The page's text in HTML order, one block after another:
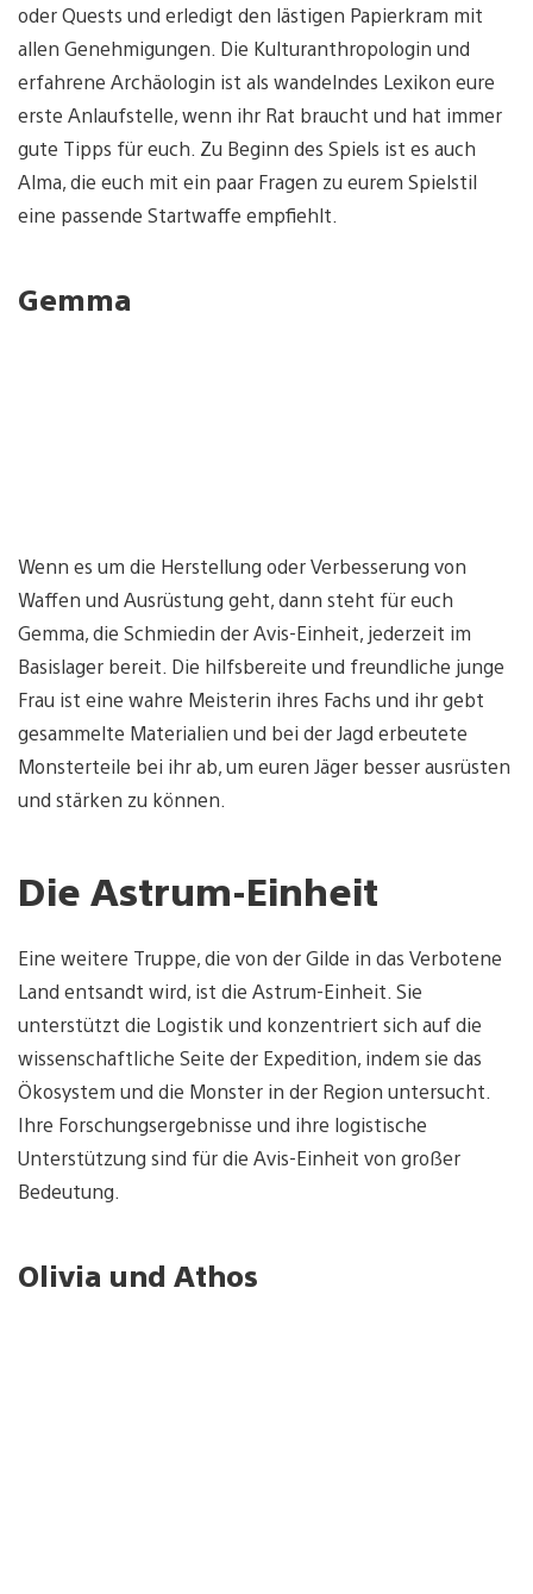
oder Quests und erledigt den lästigen Papierkram mit
allen Genehmigungen. Die Kulturanthropologin und
erfahrene Archäologin ist als wandelndes Lexikon eure
erste Anlaufstelle, wenn ihr Rat braucht und hat immer
gute Tipps für euch. Zu Beginn des Spiels ist es auch
Alma, die euch mit ein paar Fragen zu eurem Spielstil
eine passende Startwaffe empfiehlt.
Gemma
Wenn es um die Herstellung oder Verbesserung von
Waffen und Ausrüstung geht, dann steht für euch
Gemma, die Schmiedin der Avis-Einheit, jederzeit im
Basislager bereit. Die hilfsbereite und freundliche junge
Frau ist eine wahre Meisterin ihres Fachs und ihr gebt
gesammelte Materialien und bei der Jagd erbeutete
Monsterteile bei ihr ab, um euren Jäger besser ausrüsten
und stärken zu können.
Die Astrum-Einheit
Eine weitere Truppe, die von der Gilde in das Verbotene
Land entsandt wird, ist die Astrum-Einheit. Sie
unterstützt die Logistik und konzentriert sich auf die
wissenschaftliche Seite der Expedition, indem sie das
Ökosystem und die Monster in der Region untersucht.
Ihre Forschungsergebnisse und ihre logistische
Unterstützung sind für die Avis-Einheit von großer
Bedeutung.
Olivia und Athos